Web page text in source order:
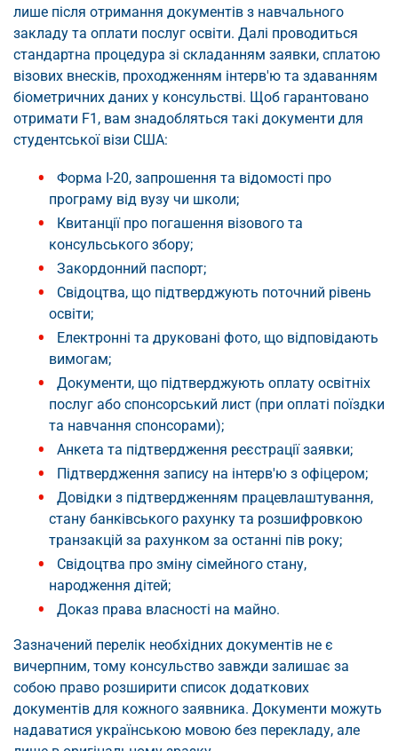
лише після отримання документів з навчального
закладу та оплати послуг освіти. Далі проводиться
стандартна процедура зі складанням заявки, сплатою
візових внесків, проходженням інтерв'ю та здаванням
біометричних даних у консульстві. Щоб гарантовано
отримати F1, вам знадобляться такі документи для
студентської візи США:
Форма I-20, запрошення та відомості про
програму від вузу чи школи;
Квитанції про погашення візового та
консульського збору;
Закордонний паспорт;
Свідоцтва, що підтверджують поточний рівень
освіти;
Електронні та друковані фото, що відповідають
вимогам;
Документи, що підтверджують оплату освітніх
послуг або спонсорський лист (при оплаті поїздки
та навчання спонсорами);
Анкета та підтвердження реєстрації заявки;
Підтвердження запису на інтерв'ю з офіцером;
Довідки з підтвердженням працевлаштування,
стану банківського рахунку та розшифровкою
транзакцій за рахунком за останні пів року;
Свідоцтва про зміну сімейного стану,
народження дітей;
Доказ права власності на майно.
Зазначений перелік необхідних документів не є
вичерпним, тому консульство завжди залишає за
собою право розширити список додаткових
документів для кожного заявника. Документи можуть
надаватися українською мовою без перекладу, але